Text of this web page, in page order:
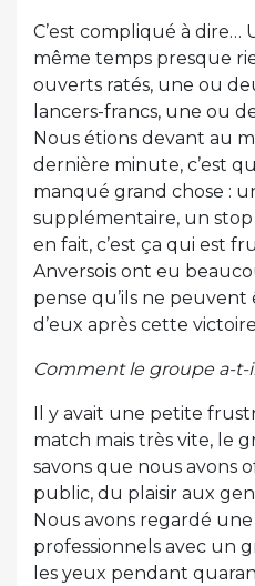
C’est compliqué à
même temps presque
ouverts ratés, une ou
lancers-francs, une ou
Nous étions devant au
dernière minute, c’est
manqué grand chose :
supplémentaire, un
en fait, c’est ça qui est
Anversois ont eu
pense qu’ils ne
d’eux après cette
Comment le groupe a-t-
Il y avait une petite
match mais très vite, le
savons que nous avons
public, du plaisir aux
Nous avons regardé
professionnels avec un
les yeux pendant